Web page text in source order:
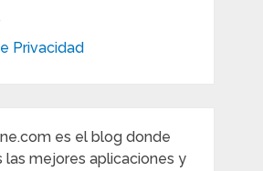
Privacidad
es el blog donde
las mejores aplicaciones y